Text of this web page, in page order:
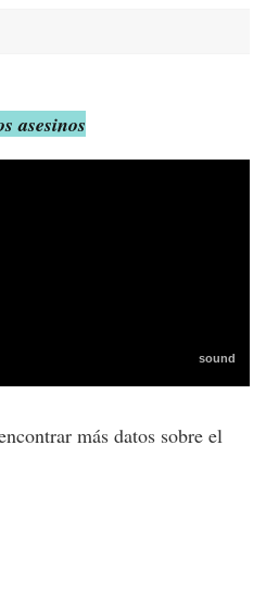
asesinos
más datos sobre el